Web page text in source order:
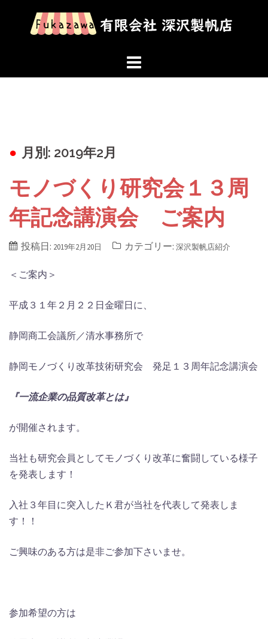
月別: 2019年2月
モノづくり研究会１３周
年記念講演会 ご案内
投稿日: 2019年2月20日 カテゴリー: 深沢製帆店紹介
＜ご案内＞
平成３１年２月２２日金曜日に、
静岡商工会議所／清水事務所で
静岡モノづくり改革技術研究会 発足１３周年記念講演会
『一流企業の品質改革とは』
が開催されます。
当社も研究会員としてモノづくり改革に奮闘している様子
を発表します！
入社３年目に突入したＫ君が当社を代表して発表しま
す！！
ご興味のある方は是非ご参加下さいませ。
参加希望の方は